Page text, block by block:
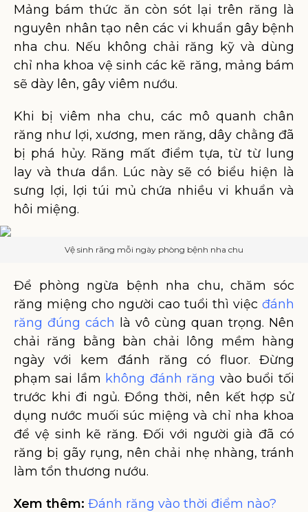
Mảng bám thức ăn còn sót lại trên răng là
nguyên nhân tạo nên các vi khuẩn gây bệnh
nha chu. Nếu không chải răng kỹ và dùng
chỉ nha khoa vệ sinh các kẽ răng, mảng bám
sẽ dày lên, gây viêm nướu.
Khi bị viêm nha chu, các mô quanh chân
răng như lợi, xương, men răng, dây chằng đã
bị phá hủy. Răng mất điểm tựa, từ từ lung
lay và thưa dần. Lúc này sẽ có biểu hiện là
sưng lợi, lợi túi mủ chứa nhiều vi khuẩn và
hôi miệng.
Vệ sinh răng mỗi ngày phòng bệnh nha chu
Để phòng ngừa bệnh nha chu, chăm sóc
răng miệng cho người cao tuổi thì việc đánh
răng đúng cách là vô cùng quan trọng. Nên
chải răng bằng bàn chải lông mềm hàng
ngày với kem đánh răng có fluor. Đừng
phạm sai lầm không đánh răng vào buổi tối
trước khi đi ngủ. Đồng thời, nên kết hợp sử
dụng nước muối súc miệng và chỉ nha khoa
để vệ sinh kẽ răng. Đối với người già đã có
răng bị gãy rụng, nên chải nhẹ nhàng, tránh
làm tổn thương nướu.
Xem thêm: Đánh răng vào thời điểm nào?